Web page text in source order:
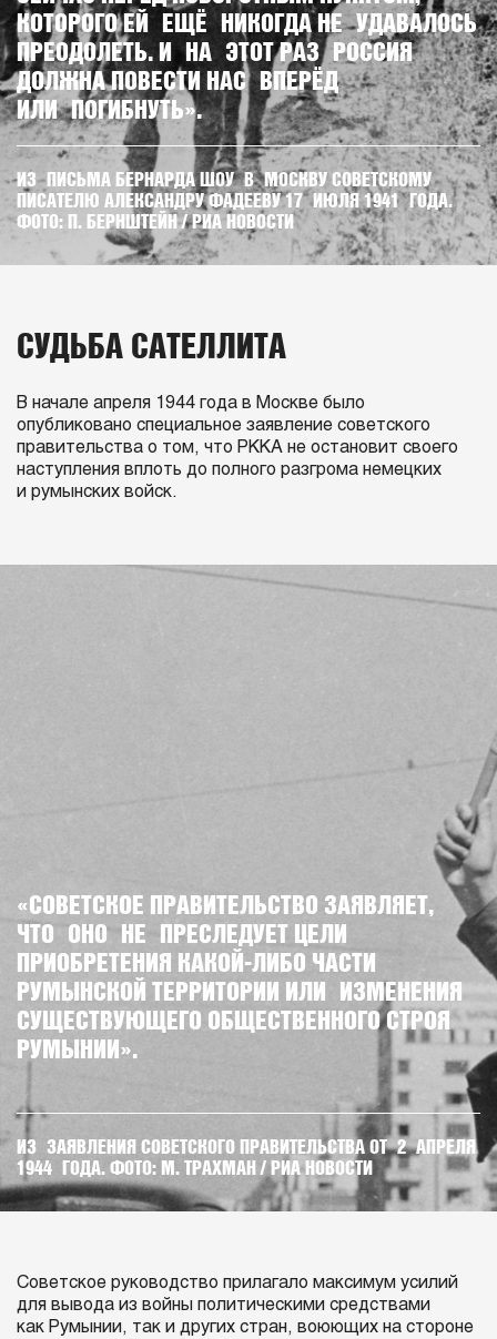
КОТОРОГО ЕЙ ЕЩЁ НИКОГДА НЕ УДАВАЛОСЬ
ПРЕОДОЛЕТЬ. И НА ЭТОТ РАЗ РОССИЯ
ДОЛЖНА ПОВЕСТИ НАС ВПЕРЁД
ИЛИ ПОГИБНУТЬ».
ИЗ ПИСЬМА БЕРНАРДА ШОУ В МОСКВУ СОВЕТСКОМУ
ПИСАТЕЛЮ АЛЕКСАНДРУ ФАДЕЕВУ 17 ИЮЛЯ 1941 ГОДА.
ФОТО: П. БЕРНШТЕЙН / РИА НОВОСТИ
СУДЬБА САТЕЛЛИТА
В начале апреля 1944 года в Москве было
опубликовано специальное заявление советского
правительства о том, что РККА не остановит своего
наступления вплоть до полного разгрома немецких
и румынских войск.
«СОВЕТСКОЕ ПРАВИТЕЛЬСТВО ЗАЯВЛЯЕТ,
ЧТО ОНО НЕ ПРЕСЛЕДУЕТ ЦЕЛИ
ПРИОБРЕТЕНИЯ КАКОЙ-ЛИБО ЧАСТИ
РУМЫНСКОЙ ТЕРРИТОРИИ ИЛИ ИЗМЕНЕНИЯ
СУЩЕСТВУЮЩЕГО ОБЩЕСТВЕННОГО СТРОЯ
РУМЫНИИ».
ИЗ ЗАЯВЛЕНИЯ СОВЕТСКОГО ПРАВИТЕЛЬСТВА ОТ 2 АПРЕЛЯ
1944 ГОДА. ФОТО: М. ТРАХМАН / РИА НОВОСТИ
Советское руководство прилагало максимум усилий
для вывода из войны политическими средствами
как Румынии, так и других стран, воюющих на стороне